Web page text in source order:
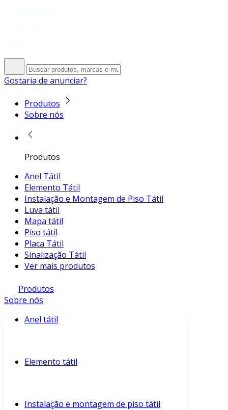
Gostaria de anunciar?
Produtos
Sobre nós
Produtos
Anel Tátil
Elemento Tátil
Instalação e Montagem de Piso Tátil
Luva tátil
Mapa tátil
Piso tátil
Placa Tátil
Sinalização Tátil
Ver mais produtos
Produtos
Sobre nós
Anel tátil
Elemento tátil
Instalação e montagem de piso tátil